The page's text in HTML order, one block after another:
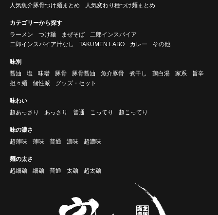
人気魚介豚骨つけ麺まとめ
人気変わり種つけ麺まとめ
カテゴリーから探す
ラーメン
つけ麺 まぜそば
二郎インスパイア
二郎インスパイア汁なし
TAKUMEN LABO カレー その他
味別
醤油
塩 味噌 豚骨 豚骨醤油 魚介豚骨 煮干し 鶏白湯 家系
旨辛
担々麺
個性派 グッズ・セット
味わい
超あっさり
あっさり 普通 こってり 超こってり
味の濃さ
超薄味
薄味 普通 濃味 超濃味
麺の太さ
超細麺
細麺 普通 太麺 超太麺